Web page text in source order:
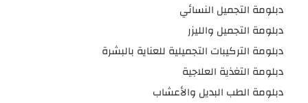
دبلومة التجميل النسائي
دبلومة التجميل والليزر
دبلومة التركيبات التجميلية للعناية بالبشرة
دبلومة التغذية العلاجية
دبلومة الطب البديل والأعشاب